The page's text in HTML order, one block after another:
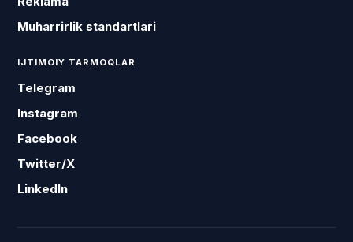
Muharrirlik standartlari
IJTIMOIY TARMOQLAR
Telegram
Instagram
Facebook
Twitter/X
LinkedIn